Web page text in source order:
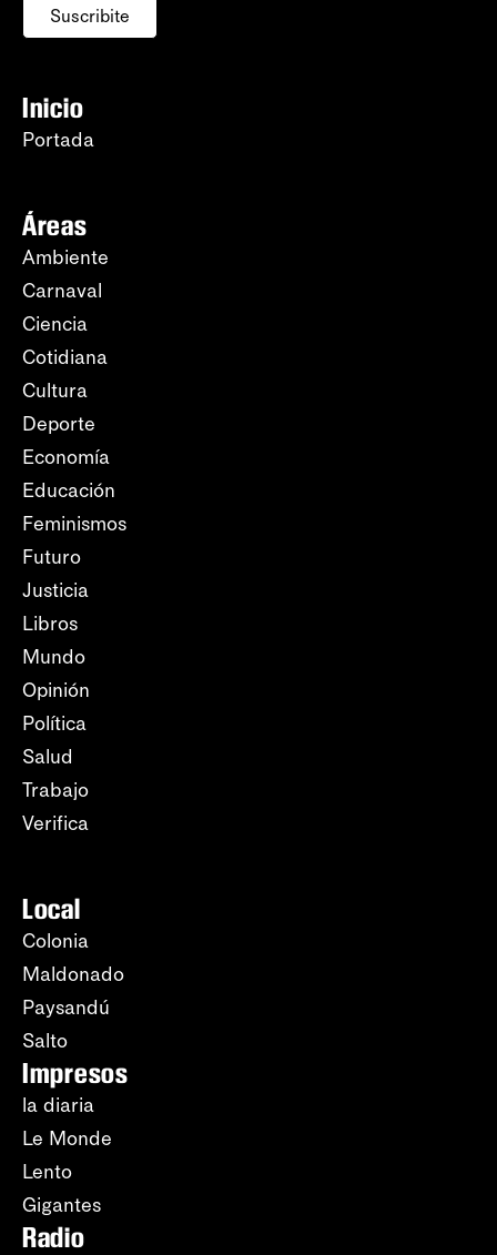
Suscribite
Inicio
Portada
Áreas
Ambiente
Carnaval
Ciencia
Cotidiana
Cultura
Deporte
Economía
Educación
Feminismos
Futuro
Justicia
Libros
Mundo
Opinión
Política
Salud
Trabajo
Verifica
Local
Colonia
Maldonado
Paysandú
Salto
Impresos
la diaria
Le Monde
Lento
Gigantes
Radio